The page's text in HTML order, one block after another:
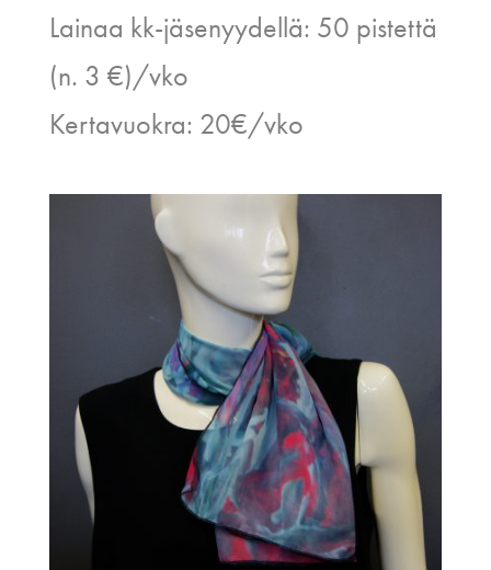
Lainaa kk-jäsenyydellä: 50 pistettä
(n. 3 €)/vko
Kertavuokra: 20€/vko